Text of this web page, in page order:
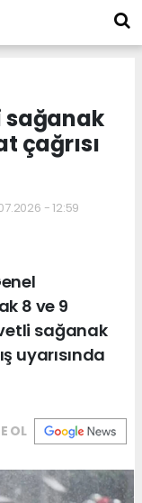
sağanak
çağrısı
- 12:59
8 ve 9
sağanak
uyarısında
OL